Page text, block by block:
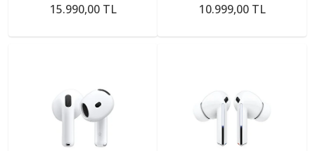
15.990,00 TL 10.999,00 TL